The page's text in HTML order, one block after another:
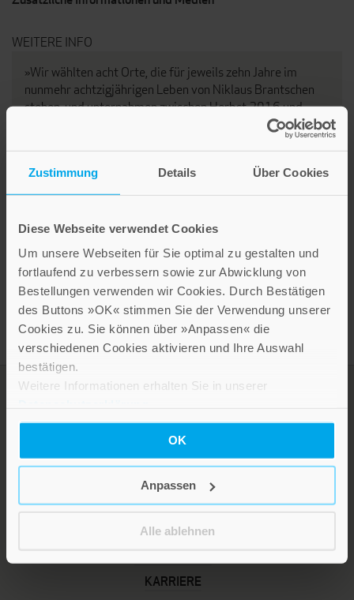
Zustimmung Details Über Cookies
Diese Webseite verwendet Cookies
Um unsere Webseiten für Sie optimal zu gestalten und
fortlaufend zu verbessern sowie zur Abwicklung von
Bestellungen verwenden wir Cookies. Durch Bestätigen
des Buttons »OK« stimmen Sie der Verwendung unserer
Cookies zu. Sie können über »Anpassen« die
verschiedenen Cookies aktivieren und Ihre Auswahl
bestätigen.
Weitere Informationen erhalten Sie in unserer
OK
Anpassen
Alle ablehnen
WEITERE INFO
»Wir wählten acht Orte, die für jeweils zehn Jahre im
nunmehr achtzigjährigen Leben von Niklaus Brantschen
stehen, und unternahmen zwischen Herbst 2016 und
Winter 2017 Spaziergänge und Wanderungen. Die
Rückkehr an prägende Stätten und das Beschreiten
vergangene Zeiten anknüpfen und holte Gerüche,
Geräusche und Begegnungen ins Jetzt.«
Ursula Eichenberger
LEBE GUT MAGAZIN
KARRIERE